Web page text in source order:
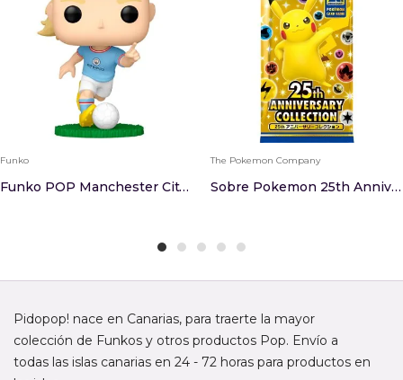
Funko
Funko POP Manchester City Earling Haaland
The Pokemon Company
Sobre Pokemon 25th Anniversary Collection Japones
Pidopop! nace en Canarias, para traerte la mayor
colección de Funkos y otros productos Pop. Envío a
todas las islas canarias en 24 - 72 horas para productos en